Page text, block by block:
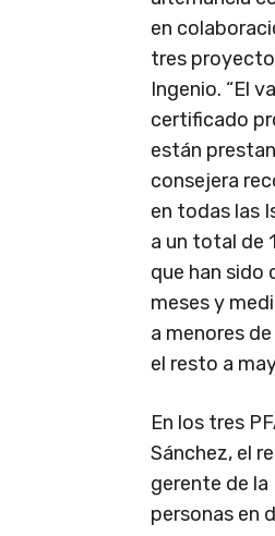
en
tres
Ingenio. “El
certificado
están
consejera
en todas las
a un total de
que han sido
meses y
a menores
el resto a
En los tres
Sánchez, el
gerente de
personas en